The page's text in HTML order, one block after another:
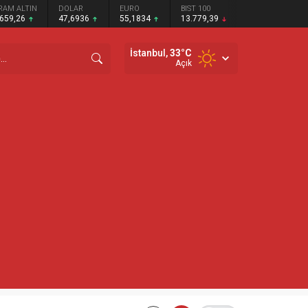
ALTIN DOLAR
47,6936
EURO
55,1834
BIST 100
13.779,39
İstanbul,33°C
Açık